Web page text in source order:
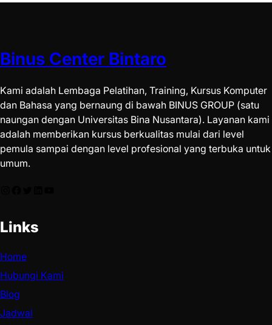
Binus Center Bintaro
Kami adalah Lembaga Pelatihan, Training, Kursus Komputer
dan Bahasa yang bernaung di bawah BINUS GROUP (satu
naungan dengan Universitas Bina Nusantara). Layanan kami
adalah memberikan kursus berkualitas mulai dari level
pemula sampai dengan level profesional yang terbuka untuk
umum.
Links
Home
Hubungi Kami
Blog
Jadwal